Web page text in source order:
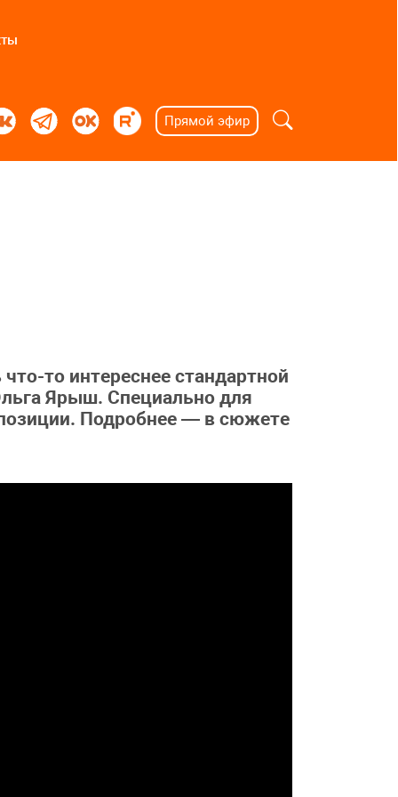
Прямой эфир
то интереснее стандартной
Ярыш. Специально для
Подробнее — в сюжете